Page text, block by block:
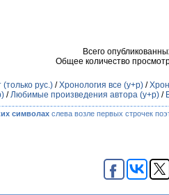
Всего
Общее количество
рус.) /Хронология все (у+р) /
/Любимые произведения автора (у+р) /
символахслева возле первых строчек